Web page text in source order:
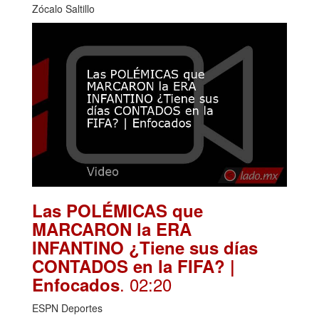
Zócalo Saltillo
Las POLÉMICAS que
MARCARON la ERA
INFANTINO ¿Tiene sus días
CONTADOS en la FIFA? |
Enfocados. 02:20
ESPN Deportes